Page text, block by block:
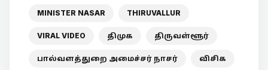
MINISTER NASAR THIRUVALLUR
VIRAL VIDEO திமுக திருவள்ளூர்
பால்வளத்துறை அமைச்சர் நாசர் விசிக